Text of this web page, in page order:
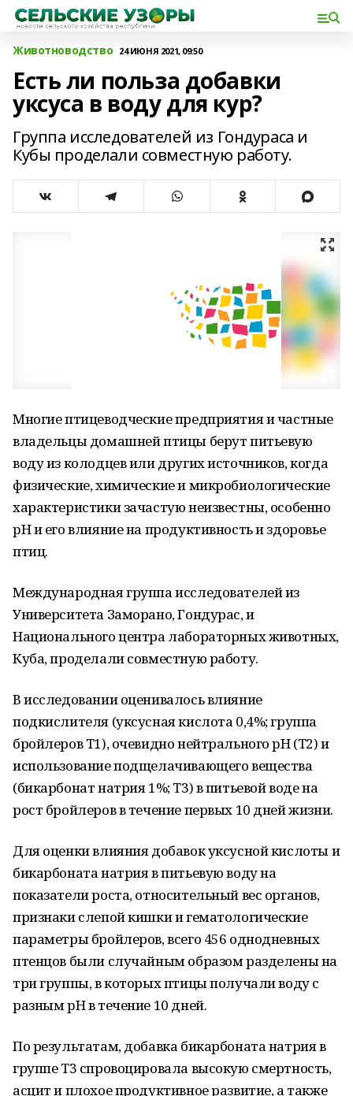
Животноводство 24 ИЮНЯ 2021, 09:50
Есть ли польза добавки
уксуса в воду для кур?
Группа исследователей из Гондураса и
Кубы проделали совместную работу.
Многие птицеводческие предприятия и частные
владельцы домашней птицы берут питьевую
воду из колодцев или других источников, когда
физические, химические и микробиологические
характеристики зачастую неизвестны, особенно
pH и его влияние на продуктивность и здоровье
птиц.
Международная группа исследователей из
Университета Заморано, Гондурас, и
Национального центра лабораторных животных,
Куба, проделали совместную работу.
В исследовании оценивалось влияние
подкислителя (уксусная кислота 0,4%; группа
бройлеров T1), очевидно нейтрального pH (T2) и
использование подщелачивающего вещества
(бикарбонат натрия 1%; T3) в питьевой воде на
рост бройлеров в течение первых 10 дней жизни.
Для оценки влияния добавок уксусной кислоты и
бикарбоната натрия в питьевую воду на
показатели роста, относительный вес органов,
признаки слепой кишки и гематологические
параметры бройлеров, всего 456 однодневных
птенцов были случайным образом разделены на
три группы, в которых птицы получали воду с
разным pH в течение 10 дней.
По результатам, добавка бикарбоната натрия в
группе Т3 спровоцировала высокую смертность,
асцит и плохое продуктивное развитие, а также